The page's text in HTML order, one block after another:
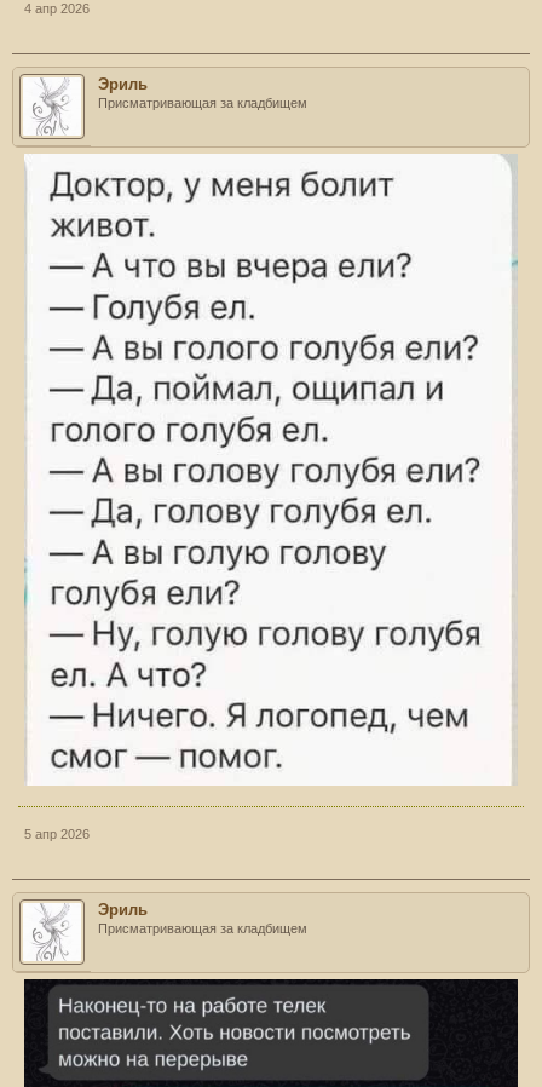
4 апр 2026
Эриль
Присматривающая за кладбищем
5 апр 2026
Эриль
Присматривающая за кладбищем